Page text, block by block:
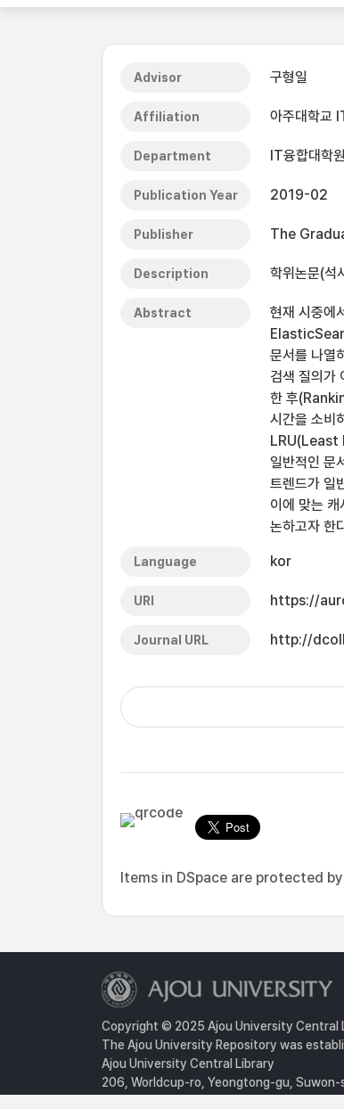
Advisor 구형일
Affiliation 아주대학교
Department IT융합대학
Publication Year 2019-02
Publisher The
Description 학위논문(
Abstract
현재 시중에
문서를 나열
검색 질의가
한 후
시간을 소비
LRU(Least
일반적인 문
트렌드가 일
이에 맞는
논하고자 한
Language kor
URI https://
Journal URL http://
Items in DSpace are protected
Copyright © 2025 Ajou University Central
The Ajou University Repository was
Ajou University Central Library
206, Worldcup-ro, Yeongtong-gu,